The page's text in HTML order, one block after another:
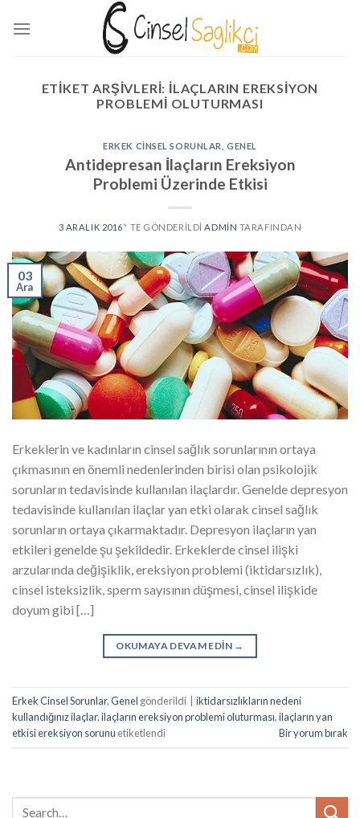
ETIKET ARŞIVLERI: ILAÇLARIN EREKSIYON
PROBLEMI OLUTURMASI
ERKEK CINSEL SORUNLAR ,GENEL
Antidepresan İlaçların Ereksiyon
Problemi Üzerinde Etkisi
3 ARALIK 2016’' TE GÖNDERILDI ADMIN TARAFINDAN
03
Ara
Erkeklerin ve kadınların cinsel sağlık sorunlarının ortaya
çıkmasının en önemli nedenlerinden birisi olan psikolojik
sorunların tedavisinde kullanılan ilaçlardır. Genelde depresyon
tedavisinde kullanılan ilaçlar yan etki olarak cinsel sağlık
sorunların ortaya çıkarmaktadır. Depresyon ilaçların yan
etkileri genelde şu şekildedir. Erkeklerde cinsel ilişki
arzularında değişiklik, ereksiyon problemi (iktidarsızlık),
cinsel isteksizlik, sperm sayısının düşmesi, cinsel ilişkide
doyum gibi […]
OKUMAYA DEVAM EDIN →
Erkek Cinsel Sorunlar,Genel gönderildi
iktidarsızlıkların nedeni
kullandığınız ilaçlar,ilaçların ereksiyon problemi oluturması,ilaçların yan
etkisi ereksiyon sorunu etiketlendi Bir yorum bırak